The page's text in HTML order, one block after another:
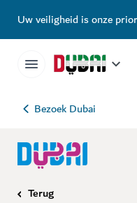
Uw veiligheid is onze
Bezoek Dubai
Terug